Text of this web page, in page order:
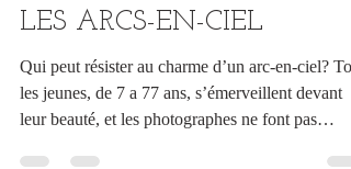
4 juil.
5 min de lecture
LES ARCS-EN-CIEL
Qui peut résister au charme d’un arc-en-ciel?
les jeunes, de 7 a 77 ans, s’émerveillent devant
leur beauté, et les photographes ne font pas